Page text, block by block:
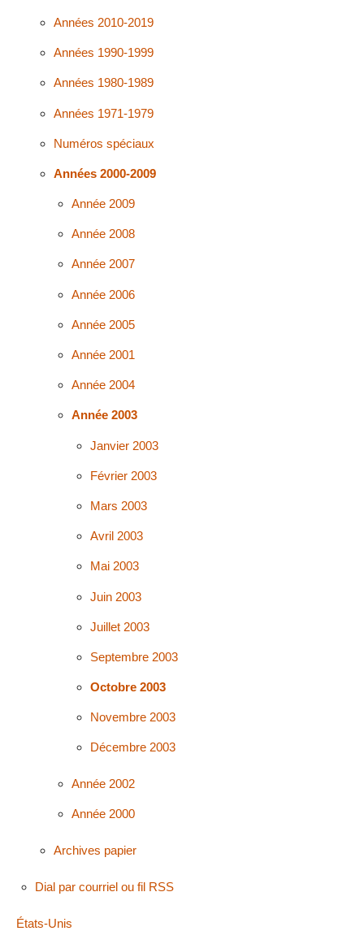
Années 2010-2019
Années 1990-1999
Années 1980-1989
Années 1971-1979
Numéros spéciaux
Années 2000-2009
Année 2009
Année 2008
Année 2007
Année 2006
Année 2005
Année 2001
Année 2004
Année 2003
Janvier 2003
Février 2003
Mars 2003
Avril 2003
Mai 2003
Juin 2003
Juillet 2003
Septembre 2003
Octobre 2003
Novembre 2003
Décembre 2003
Année 2002
Année 2000
Archives papier
Dial par courriel ou fil RSS
États-Unis